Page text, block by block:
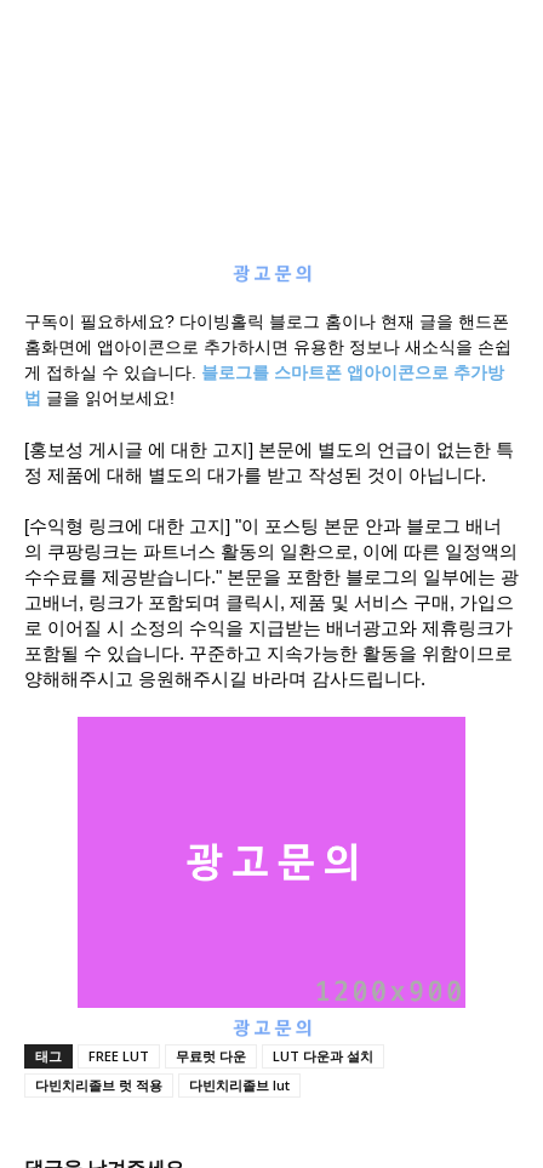
구독이 필요하세요? 다이빙홀릭 블로그 홈이나 현재 글을 핸드폰
홈화면에 앱아이콘으로 추가하시면 유용한 정보나 새소식을 손쉽
게 접하실 수 있습니다. 블로그를 스마트폰 앱아이콘으로 추가방
법 글을 읽어보세요!
[홍보성 게시글 에 대한 고지] 본문에 별도의 언급이 없는한 특
정 제품에 대해 별도의 대가를 받고 작성된 것이 아닙니다.
[수익형 링크에 대한 고지] "이 포스팅 본문 안과 블로그 배너
의 쿠팡링크는 파트너스 활동의 일환으로, 이에 따른 일정액의
수수료를 제공받습니다." 본문을 포함한 블로그의 일부에는 광
고배너, 링크가 포함되며 클릭시, 제품 및 서비스 구매, 가입으
로 이어질 시 소정의 수익을 지급받는 배너광고와 제휴링크가
포함될 수 있습니다. 꾸준하고 지속가능한 활동을 위함이므로
양해해주시고 응원해주시길 바라며 감사드립니다.
태그 FREE LUT 무료럿 다운
LUT 다운과 설치
다빈치리졸브 럿 적용
다빈치리졸브 lut